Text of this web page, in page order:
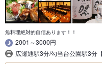
魚料理絶対的自信あります！！
2001～3000円
広瀬通駅3分/勾当台公園駅3分